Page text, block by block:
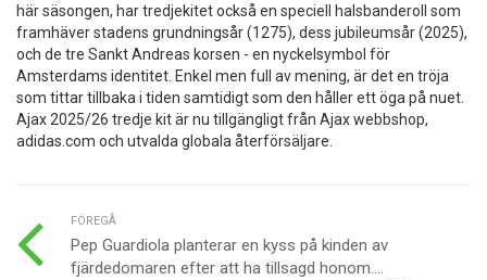
här säsongen, har tredjekitet också en speciell halsbanderoll som
framhäver stadens grundningsår (1275), dess jubileumsår (2025),
och de tre Sankt Andreas korsen - en nyckelsymbol för
Amsterdams identitet. Enkel men full av mening, är det en tröja
som tittar tillbaka i tiden samtidigt som den håller ett öga på nuet.
Ajax 2025/26 tredje kit är nu tillgängligt från Ajax webbshop,
adidas.com och utvalda globala återförsäljare.
FÖREGÅ
Pep Guardiola planterar en kyss på kinden av
fjärdedomaren efter att ha tillsagd honom....